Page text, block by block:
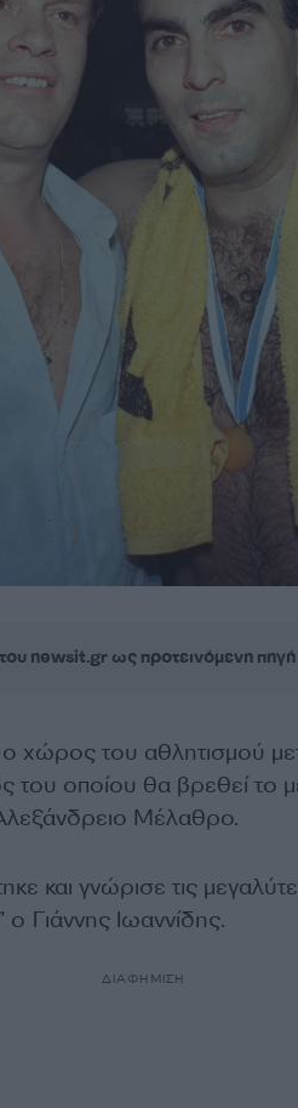
newsit.gr ως προτεινόμενη
ο χώρος του αθλητισμού
του οποίου θα βρεθεί το
Μέλαθρο.
και γνώρισε τις
Γιάννης Ιωαννίδης.
ΔΙΑΦΗΜΙΣΗ